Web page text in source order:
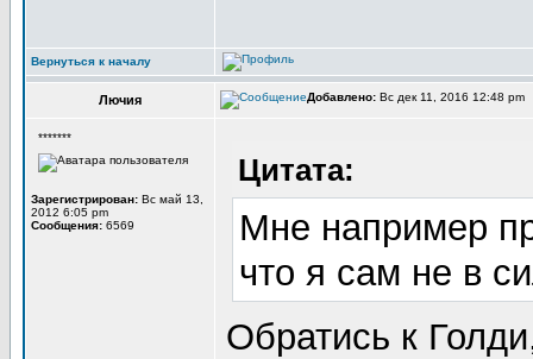
Вернуться к началу
Лючия Добавлено: Вс дек 11, 2016 12:48 pm
*******
Зарегистрирован: Вс май 13,
2012 6:05 pm
Сообщения: 6569
Цитата:
Мне например
что я сам не в
Обратись к